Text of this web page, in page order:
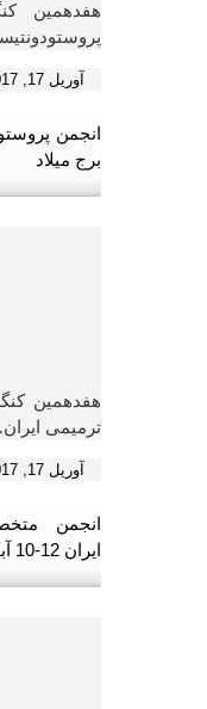
هفدهمین
آوریل 17, 2017
برج میلاد
هفدهمین
ترمیمی
آوریل 17, 2017
انجمن
ایران 12-10 آبان 1393